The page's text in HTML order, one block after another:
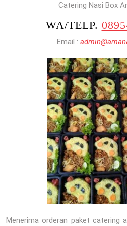
Catering Nasi Box
WA/TELP.
Email :
Menerima orderan paket catering